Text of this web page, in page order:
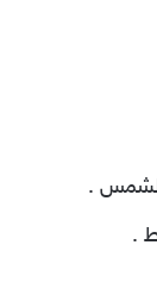
الشمس .
.